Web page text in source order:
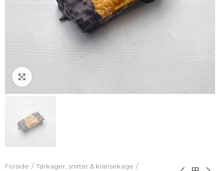
Forside
Tørkager, snitter & kransekage